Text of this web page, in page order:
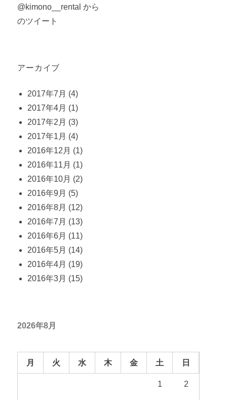
@kimono__rental から
のツイート
アーカイブ
2017年7月 (4)
2017年4月 (1)
2017年2月 (3)
2017年1月 (4)
2016年12月 (1)
2016年11月 (1)
2016年10月 (2)
2016年9月 (5)
2016年8月 (12)
2016年7月 (13)
2016年6月 (11)
2016年5月 (14)
2016年4月 (19)
2016年3月 (15)
2026年8月
月 火 水 木 金 土 日
1 2